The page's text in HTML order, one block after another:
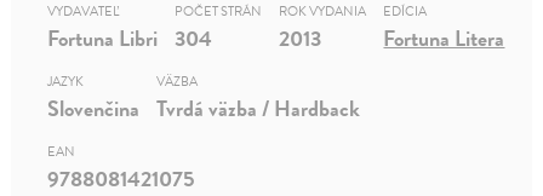
VYDAVATEĽ
Fortuna Libri
POČET STRÁN
304
ROK VYDANIA
2013
EDÍCIA
Fortuna Litera
JAZYK
Slovenčina
VÄZBA
Tvrdá väzba / Hardback
EAN
9788081421075